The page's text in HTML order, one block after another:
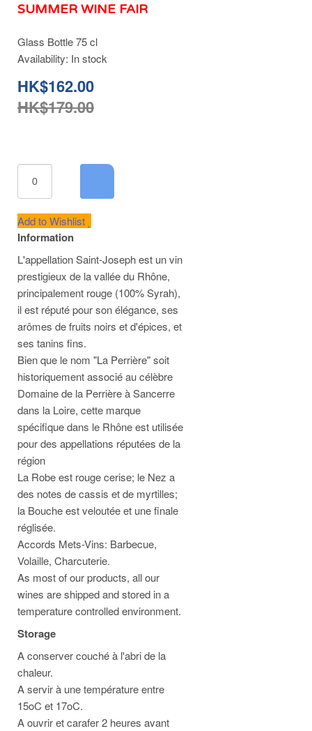
SUMMER WINE FAIR
Glass Bottle 75 cl
Availability: In stock
HK$162.00
HK$179.00
Add to Wishlist
Information
L'appellation Saint-Joseph est un vin
prestigieux de la vallée du Rhône,
principalement rouge (100% Syrah),
il est réputé pour son élégance, ses
arômes de fruits noirs et d'épices, et
ses tanins fins.
Bien que le nom "La Perrière" soit
historiquement associé au célèbre
Domaine de la Perrière à Sancerre
dans la Loire, cette marque
spécifique dans le Rhône est utilisée
pour des appellations réputées de la
région
La Robe est rouge cerise; le Nez a
des notes de cassis et de myrtilles;
la Bouche est veloutée et une finale
réglisée.
Accords Mets-Vins: Barbecue,
Volaille, Charcuterie.
As most of our products, all our
wines are shipped and stored in a
temperature controlled environment.
Storage
A conserver couché à l'abri de la
chaleur.
A servir à une température entre
15oC et 17oC.
A ouvrir et carafer 2 heures avant